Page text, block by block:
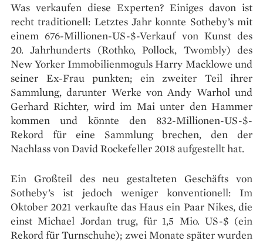
Was verkaufen diese Experten? Einiges davon ist
recht traditionell: Letztes Jahr konnte Sotheby’s mit
einem 676-Millionen-US-$-Verkauf von Kunst des
20. Jahrhunderts (Rothko, Pollock, Twombly) des
New Yorker Immobilienmoguls Harry Macklowe und
seiner Ex-Frau punkten; ein zweiter Teil ihrer
Sammlung, darunter Werke von Andy Warhol und
Gerhard Richter, wird im Mai unter den Hammer
kommen und könnte den 832-Millionen-US-$-
Rekord für eine Sammlung brechen, den der
Nachlass von David Rockefeller 2018 aufgestellt hat.
Ein Großteil des neu gestalteten Geschäfts von
Sotheby’s ist jedoch weniger konventionell: Im
Oktober 2021 verkaufte das Haus ein Paar Nikes, die
einst Michael Jordan trug, für 1,5 Mio. US-$ (ein
Rekord für Turnschuhe); zwei Monate später wurden